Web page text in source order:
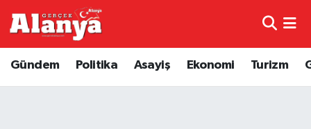
Gündem Politika Asayiş Ekonomi Turizm
Genel
Trafik Durumu